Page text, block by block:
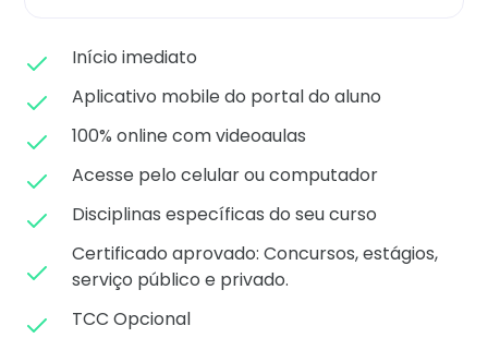
Início imediato
Aplicativo mobile do portal do aluno
100% online com videoaulas
Acesse pelo celular ou computador
Disciplinas específicas do seu curso
Certificado aprovado: Concursos, estágios,
serviço público e privado.
TCC Opcional